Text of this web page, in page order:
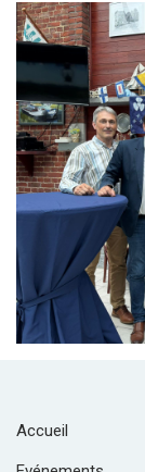
Branding
ARMCHAIR
Accueil